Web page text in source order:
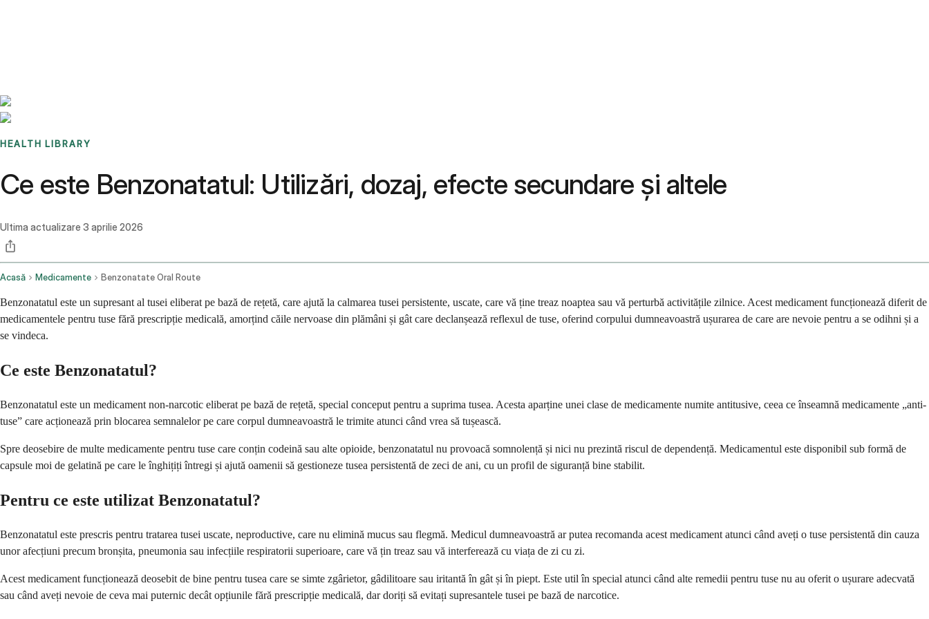
HEALTH LIBRARY
Ce este Benzonatatul: Utilizări, dozaj, efecte secundare și altele
Ultima actualizare 3 aprilie 2026
Acasă Medicamente Benzonatate Oral Route
Benzonatatul este un supresant al tusei eliberat pe bază de rețetă, care ajută la calmarea tusei persistente, uscate, care vă ține treaz noaptea sau vă perturbă activitățile zilnice. Acest medicament funcționează diferit de
medicamentele pentru tuse fără prescripție medicală, amorțind căile nervoase din plămâni și gât care declanșează reflexul de tuse, oferind corpului dumneavoastră ușurarea de care are nevoie pentru a se odihni și a
se vindeca.
Ce este Benzonatatul?
Benzonatatul este un medicament non-narcotic eliberat pe bază de rețetă, special conceput pentru a suprima tusea. Acesta aparține unei clase de medicamente numite antitusive, ceea ce înseamnă medicamente „anti-
tuse” care acționează prin blocarea semnalelor pe care corpul dumneavoastră le trimite atunci când vrea să tușească.
Spre deosebire de multe medicamente pentru tuse care conțin codeină sau alte opioide, benzonatatul nu provoacă somnolență și nici nu prezintă riscul de dependență. Medicamentul este disponibil sub formă de
capsule moi de gelatină pe care le înghițiți întregi și ajută oamenii să gestioneze tusea persistentă de zeci de ani, cu un profil de siguranță bine stabilit.
Pentru ce este utilizat Benzonatatul?
Benzonatatul este prescris pentru tratarea tusei uscate, neproductive, care nu elimină mucus sau flegmă. Medicul dumneavoastră ar putea recomanda acest medicament atunci când aveți o tuse persistentă din cauza
unor afecțiuni precum bronșita, pneumonia sau infecțiile respiratorii superioare, care vă țin treaz sau vă interferează cu viața de zi cu zi.
Acest medicament funcționează deosebit de bine pentru tusea care se simte zgârietor, gâdilitoare sau iritantă în gât și în piept. Este util în special atunci când alte remedii pentru tuse nu au oferit o ușurare adecvată
sau când aveți nevoie de ceva mai puternic decât opțiunile fără prescripție medicală, dar doriți să evitați supresantele tusei pe bază de narcotice.